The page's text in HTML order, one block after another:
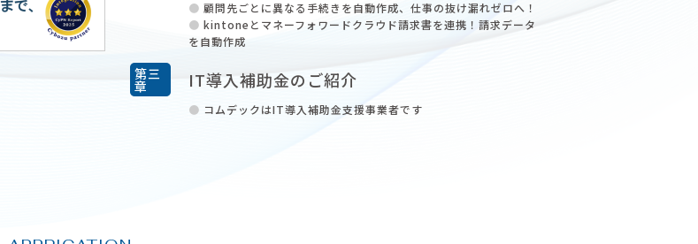
顧問先ごとに異なる手続きを自動作成、仕事の抜け漏れゼロへ！
kintoneとマネーフォワードクラウド請求書を連携！請求データ
を自動作成
第三
章 IT導入補助金のご紹介
コムデックはIT導入補助金支援事業者です